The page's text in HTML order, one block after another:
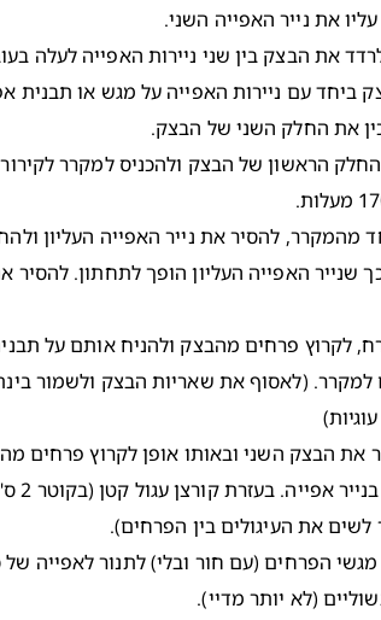
את נייר האפייה השני.
את הבצק בין שני ניירות האפייה לעלה בעובי כ-4-
ביחד עם ניירות האפייה על מגש או תבנית
את החלק השני של הבצק.
הראשון של הבצק ולהכניס למקרר
מהמקרר, להסיר את נייר האפייה העליון
שנייר האפייה העליון הופך לתחתון. להסיר
לקרוץ פרחים מהבצק ולהניח אותם על
למקרר. (לאסוף את שאריות הבצק ולשמור
את הבצק השני ובאותו אופן לקרוץ פרחים
אפייה
את העיגולים בין הפרחים).
(לא יותר מדיי).